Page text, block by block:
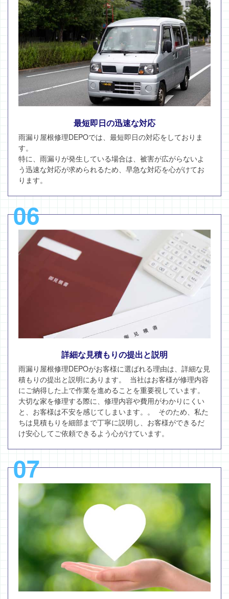
最短即日の迅速な対応
雨漏り屋根修理DEPOでは、最短即日の対応をしておりま
す。
特に、雨漏りが発生している場合は、被害が広がらないよ
う迅速な対応が求められるため、早急な対応を心がけてお
ります。
06
詳細な見積もりの提出と説明
雨漏り屋根修理DEPOがお客様に選ばれる理由は、詳細な見
積もりの提出と説明にあります。 当社はお客様が修理内容
にご納得した上で作業を進めることを重要視しています。
大切な家を修理する際に、修理内容や費用がわかりにくい
と、お客様は不安を感じてしまいます。。 そのため、私た
ちは見積もりを細部まで丁寧に説明し、お客様ができるだ
け安心してご依頼できるよう心がけています。
07